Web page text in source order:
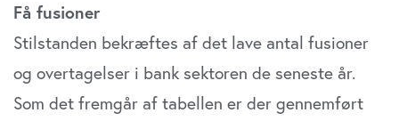
Få fusioner
Stilstanden bekræftes af det lave antal fusioner
og overtagelser i bank sektoren de seneste år.
Som det fremgår af tabellen er der gennemført